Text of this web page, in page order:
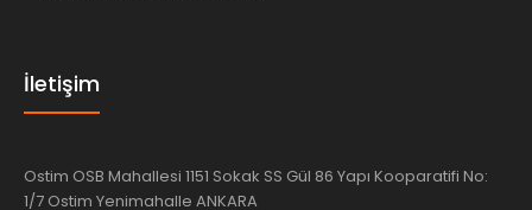
İletişim
Ostim OSB Mahallesi 1151 Sokak SS Gül 86 Yapı Kooparatifi No:
1/7 Ostim Yenimahalle ANKARA